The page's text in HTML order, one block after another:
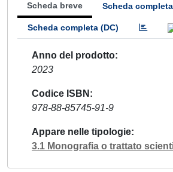
Scheda breve Scheda completa
Scheda completa (DC)
Anno del prodotto
2023
Codice ISBN
978-88-85745-91-9
Appare nelle tipologie
3.1 Monografia o trattato